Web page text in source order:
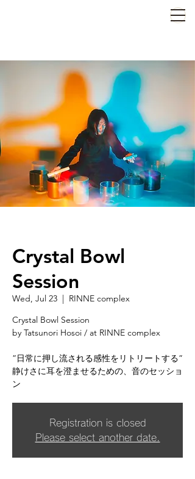
Crystal Bowl
Session
Wed, Jul 23
  |
RINNE complex
Crystal Bowl Session
by Tatsunori Hosoi / at RINNE complex
”日常に押し流される感性をリトリートする”
静けさに耳を澄ませるための、音のセッショ
ン
Registration is closed
Please select another date.